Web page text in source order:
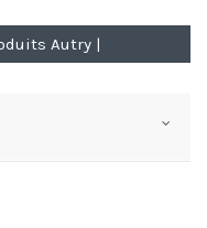
Autry |